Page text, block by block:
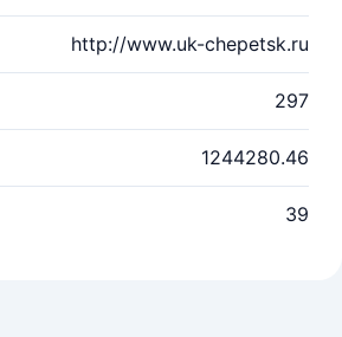
http://www.uk-chepetsk.ru
297
1244280.46
39